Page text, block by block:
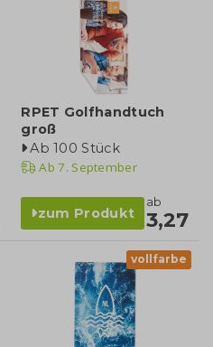
RPET Golfhandtuch
groß
Ab 100 Stück
Ab 7. September
zum Produkt
ab
3,27
vollfarbe